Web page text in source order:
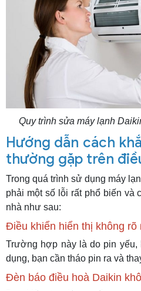
Quy trình sửa máy lạnh
Hướng dẫn cách
thường gặp trên
Trong quá trình sử dụng máy
phải một số lỗi rất phổ biến và
nhà như sau:
Điều khiển hiển thị không rõ
Trường hợp này là do pin yếu,
dụng, bạn cần tháo pin ra và
Đèn báo điều hoà Daikin